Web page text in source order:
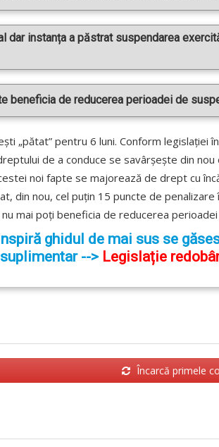
dar instanța a păstrat suspendarea
beneficia de reducerea perioadei de
„pătat” pentru 6 luni. Conform
de a conduce se savârșește din
noi fapte se majorează de drept cu
din nou, cel puțin 15 puncte de
mai poți beneficia de reducerea
ghidul de mai sus se
--> Legislație
Încarcă primele